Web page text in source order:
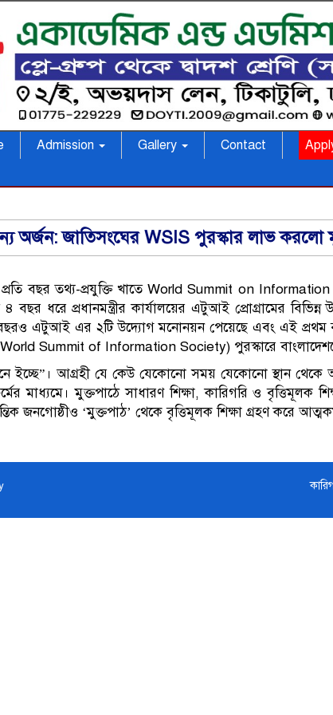
Admission Gallery Contact
অর্জন: জাতিসংঘের WSIS পুরস্কার লাভ করলো
বছর তথ্য-প্রযুক্তি খাতে World Summit on
ধরে প্রধানমন্ত্রীর কার্যালয়ের এটুআই প্রোগ্রামের
এটুআই এর ২টি উদ্যোগ মনোনয়ন পেয়েছে এবং এই প্রথম
Summit of Information Society) পুরস্কারে
ইচ্ছে”। আগ্রহী যে কেউ যেকোনো সময় যেকোনো স্থান থেকে
মাধ্যমে। মুক্তপাঠে সাধারণ শিক্ষা, কারিগরি ও বৃত্তিমূলক
জনগোষ্ঠীও ‘মুক্তপাঠ’ থেকে বৃত্তিমূলক শিক্ষা গ্রহণ করে